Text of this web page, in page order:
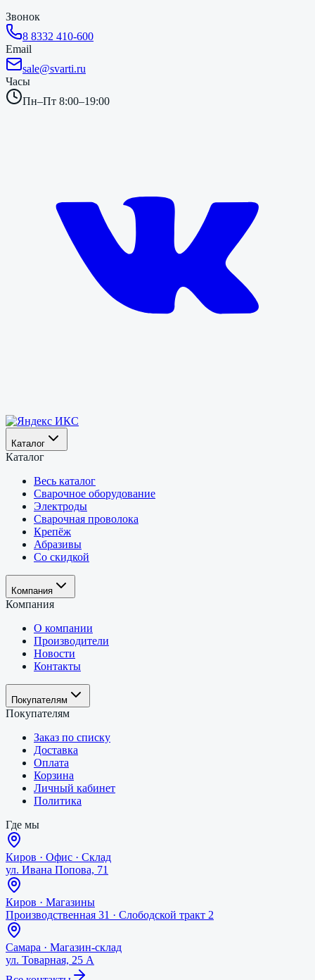
Звонок
8 8332 410-600
Email
sale@svarti.ru
Часы
Пн–Пт 8:00–19:00
Каталог
Каталог
Весь каталог
Сварочное оборудование
Электроды
Сварочная проволока
Крепёж
Абразивы
Со скидкой
Компания
Компания
О компании
Производители
Новости
Контакты
Покупателям
Покупателям
Заказ по списку
Доставка
Оплата
Корзина
Личный кабинет
Политика
Где мы
Киров · Офис · Склад
ул. Ивана Попова, 71
Киров · Магазины
Производственная 31 · Слободской тракт 2
Самара · Магазин-склад
ул. Товарная, 25 А